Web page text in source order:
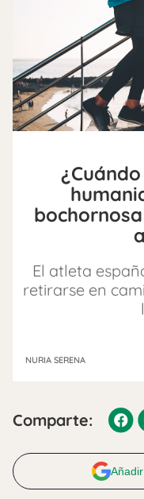
El atleta
retirarse en
NURIA SERENA
Comparte: